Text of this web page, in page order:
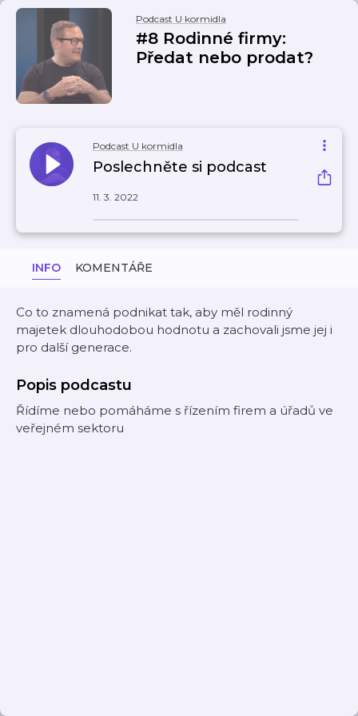
Podcast U kormidla
#8 Rodinné firmy:
Předat nebo prodat?
Podcast U kormidla
Poslechněte si podcast
11. 3. 2022
INFO KOMENTÁŘE
Co to znamená podnikat tak, aby měl rodinný
majetek dlouhodobou hodnotu a zachovali jsme jej i
pro další generace.
Popis podcastu
Řídíme nebo pomáháme s řízením firem a úřadů ve
veřejném sektoru